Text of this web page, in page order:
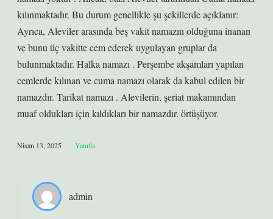
kılınmaktadır. Bu durum genellikle şu şekillerde açıklanır:
Ayrıca, Aleviler arasında beş vakit namazın olduğuna inanan
ve bunu üç vakitte cem ederek uygulayan gruplar da
bulunmaktadır. Halka namazı . Perşembe akşamları yapılan
cemlerde kılınan ve cuma namazı olarak da kabul edilen bir
namazdır. Tarikat namazı . Alevilerin, şeriat makamından
muaf oldukları için kıldıkları bir namazdır. örtüşüyor.
Nisan 13, 2025 Yanıtla
admin